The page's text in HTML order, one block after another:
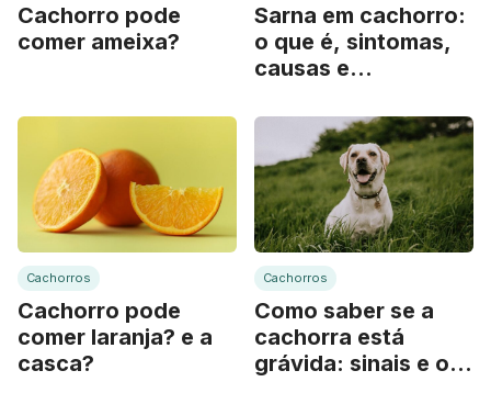
Cachorro pode
comer ameixa?
Sarna em cachorro:
o que é, sintomas,
causas e
Cachorros
Cachorro pode
comer laranja? e a
casca?
Cachorros
Como saber se a
cachorra está
grávida: sinais e o